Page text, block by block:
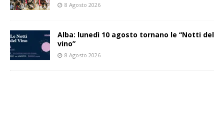
8 Agosto 2026
Alba: lunedì 10 agosto tornano le “Notti del
vino”
8 Agosto 2026